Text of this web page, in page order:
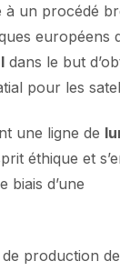
à un procédé
européens
dans le but
pour les
une ligne de
éthique et
d’une
production de